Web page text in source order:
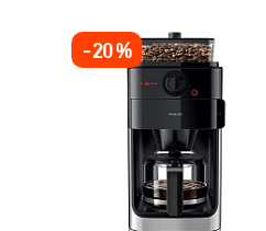
-20%